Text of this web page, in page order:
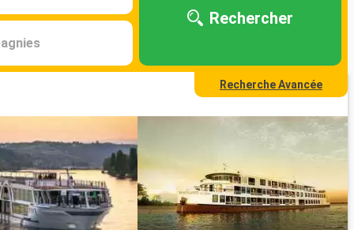
Rechercher
Recherche Avancée